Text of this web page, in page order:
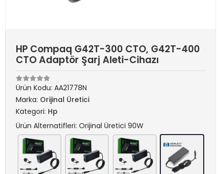
HP Compaq G42T-300 CTO, G42T-400
CTO Adaptör Şarj Aleti-Cihazı
Ürün Kodu: AA21778N
Marka: Orijinal Üretici
Kategori: Hp
Ürün Alternatifleri: Orijinal Üretici 90W